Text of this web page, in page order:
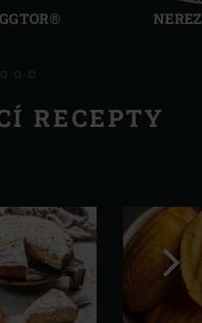
RECEPTY
Další